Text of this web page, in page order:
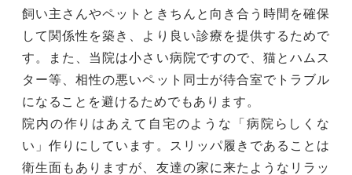
飼い主さんやペットときちんと向き合う時間を確保
して関係性を築き、より良い診療を提供するためで
す。また、当院は小さい病院ですので、猫とハムス
ター等、相性の悪いペット同士が待合室でトラブル
になることを避けるためでもあります。
院内の作りはあえて自宅のような「病院らしくな
い」作りにしています。スリッパ履きであることは
衛生面もありますが、友達の家に来たようなリラッ